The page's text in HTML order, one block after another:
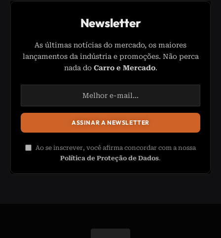
Newsletter
As últimas notícias do mercado, os maiores
lançamentos da indústria e promoções. Não perca
nada do Carro e Mercado.
Ao se inscrever, você afirma concordar com a nossa
Política de Proteção de Dados.